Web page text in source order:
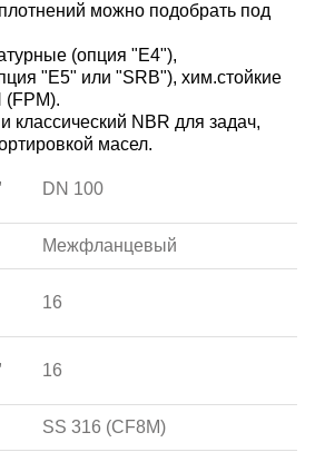
можно подобрать под
(опция "E4"),
"E5" или "SRB"), хим.стойкие
(FPM).
классический NBR для задач,
масел.
DN 100
Межфланцевый
16
16
SS 316 (CF8M)